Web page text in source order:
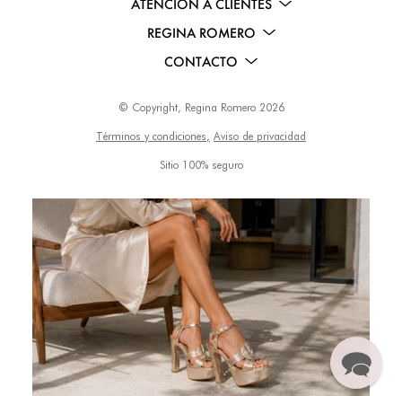
ATENCIÓN A CLIENTES
REGINA ROMERO
CONTACTO
© Copyright, Regina Romero 2026
Términos y condiciones, Aviso de privacidad
Sitio 100% seguro